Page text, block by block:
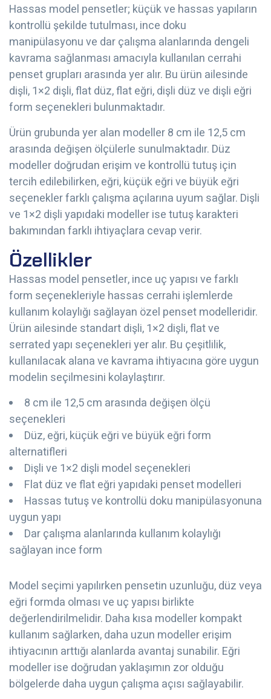
Hassas model pensetler; küçük ve hassas yapıların
kontrollü şekilde tutulması, ince doku
manipülasyonu ve dar çalışma alanlarında dengeli
kavrama sağlanması amacıyla kullanılan cerrahi
penset grupları arasında yer alır. Bu ürün ailesinde
dişli, 1×2 dişli, flat düz, flat eğri, dişli düz ve dişli eğri
form seçenekleri bulunmaktadır.
Ürün grubunda yer alan modeller 8 cm ile 12,5 cm
arasında değişen ölçülerle sunulmaktadır. Düz
modeller doğrudan erişim ve kontrollü tutuş için
tercih edilebilirken, eğri, küçük eğri ve büyük eğri
seçenekler farklı çalışma açılarına uyum sağlar. Dişli
ve 1×2 dişli yapıdaki modeller ise tutuş karakteri
bakımından farklı ihtiyaçlara cevap verir.
Özellikler
Hassas model pensetler, ince uç yapısı ve farklı
form seçenekleriyle hassas cerrahi işlemlerde
kullanım kolaylığı sağlayan özel penset modelleridir.
Ürün ailesinde standart dişli, 1×2 dişli, flat ve
serrated yapı seçenekleri yer alır. Bu çeşitlilik,
kullanılacak alana ve kavrama ihtiyacına göre uygun
modelin seçilmesini kolaylaştırır.
8 cm ile 12,5 cm arasında değişen ölçü
seçenekleri
Düz, eğri, küçük eğri ve büyük eğri form
alternatifleri
Dişli ve 1×2 dişli model seçenekleri
Flat düz ve flat eğri yapıdaki penset modelleri
Hassas tutuş ve kontrollü doku manipülasyonuna
uygun yapı
Dar çalışma alanlarında kullanım kolaylığı
sağlayan ince form
Model seçimi yapılırken pensetin uzunluğu, düz veya
eğri formda olması ve uç yapısı birlikte
değerlendirilmelidir. Daha kısa modeller kompakt
kullanım sağlarken, daha uzun modeller erişim
ihtiyacının arttığı alanlarda avantaj sunabilir. Eğri
modeller ise doğrudan yaklaşımın zor olduğu
bölgelerde daha uygun çalışma açısı sağlayabilir.